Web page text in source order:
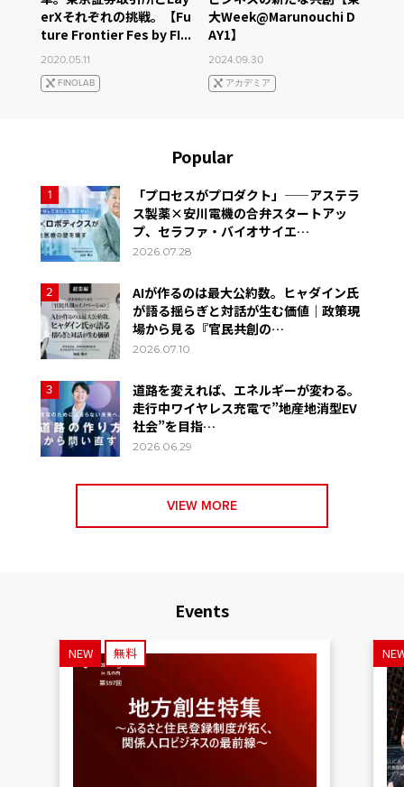
erXそれぞれの挑戦。【Fu
ture Frontier Fes by FI...
2020.05.11
FINOLAB
大Week@Marunouchi D
AY1】
2024.09.30
アカデミア
Popular
1
「プロセスがプロダクト」——アステラ
ス製薬×安川電機の合弁スタートアッ
プ、セラファ・バイオサイエ…
2026.07.28
2
AIが作るのは最大公約数。ヒャダイン氏
が語る揺らぎと対話が生む価値｜政策現
場から見る『官民共創の…
2026.07.10
3
道路を変えれば、エネルギーが変わる。
走行中ワイヤレス充電で”地産地消型EV
社会”を目指…
2026.06.29
VIEW MORE
Events
NEW 無料